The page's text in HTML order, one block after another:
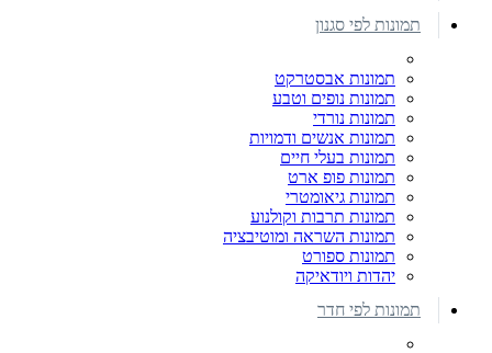
תמונות לפי סגנון
תמונות אבסטרקט
תמונות נופים וטבע
תמונות נורדי
תמונות אנשים ודמויות
תמונות בעלי חיים
תמונות פופ ארט
תמונות גיאומטרי
תמונות תרבות וקולנוע
תמונות השראה ומוטיבציה
תמונות ספורט
יהדות ויודאיקה
תמונות לפי חדר